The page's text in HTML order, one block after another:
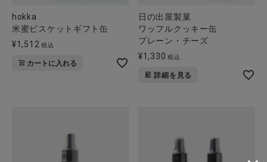
hokka
米蜜ビスケットギフト缶
¥1,512 税込
カートに入れる
日の出屋製菓
ワッフルクッキー缶
プレーン・チーズ
¥1,330 税込
詳細を見る